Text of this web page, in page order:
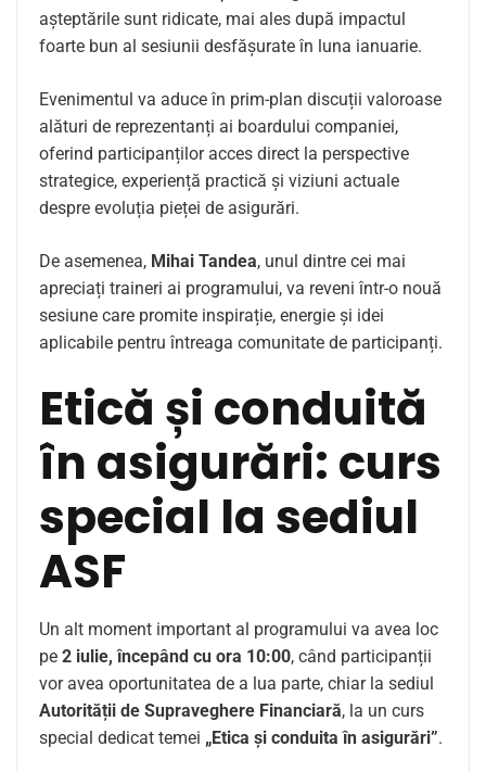
așteptările sunt ridicate, mai ales după impactul
foarte bun al sesiunii desfășurate în luna ianuarie.
Evenimentul va aduce în prim-plan discuții valoroase
alături de reprezentanți ai boardului companiei,
oferind participanților acces direct la perspective
strategice, experiență practică și viziuni actuale
despre evoluția pieței de asigurări.
De asemenea, Mihai Tandea, unul dintre cei mai
apreciați traineri ai programului, va reveni într-o nouă
sesiune care promite inspirație, energie și idei
aplicabile pentru întreaga comunitate de participanți.
Etică și conduită
în asigurări: curs
special la sediul
ASF
Un alt moment important al programului va avea loc
pe 2 iulie, începând cu ora 10:00, când participanții
vor avea oportunitatea de a lua parte, chiar la sediul
Autorității de Supraveghere Financiară, la un curs
special dedicat temei „Etica și conduita în asigurări”.